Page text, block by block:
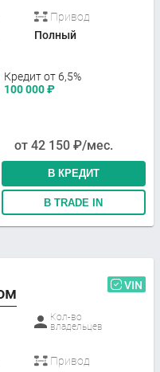
Привод
Полный
Кредит от 6,5%
100 000₽
от 42 150 ₽/мес.
В КРЕДИТ
В TRADE IN
VIN
Кол-во
владельцев
Привод